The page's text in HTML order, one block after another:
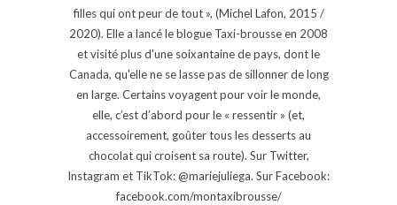
filles qui ont peur de tout », (Michel Lafon, 2015 /
2020). Elle a lancé le blogue Taxi-brousse en 2008
et visité plus d'une soixantaine de pays, dont le
Canada, qu'elle ne se lasse pas de sillonner de long
en large. Certains voyagent pour voir le monde,
elle, c’est d’abord pour le « ressentir » (et,
accessoirement, goûter tous les desserts au
chocolat qui croisent sa route). Sur Twitter,
Instagram et TikTok: @mariejuliega. Sur Facebook:
facebook.com/montaxibrousse/